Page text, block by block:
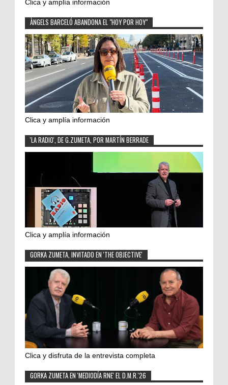
Clica y amplía información
ÀNGELS BARCELÓ ABANDONA EL "HOY POR HOY"
Clica y amplía información
'LA RADIO', DE G.ZUMETA, POR MARTÍN BERRADE
Clica y amplía información
GORKA ZUMETA, INVITADO EN 'THE OBJECTIVE'
Clica y disfruta de la entrevista completa
GORKA ZUMETA EN 'MEDIODÍA RNE' EL D.M.R.'26